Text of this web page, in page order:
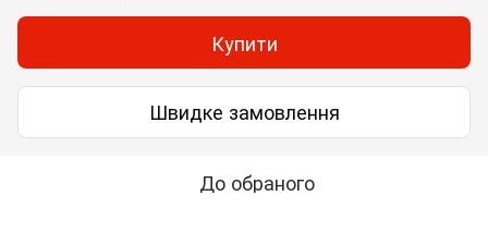
Купити
Швидке замовлення
До обраного